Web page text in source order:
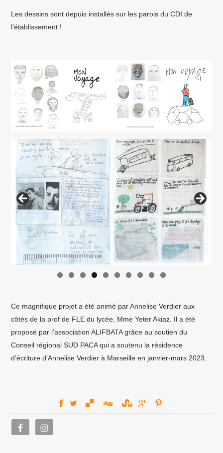
Les dessins sont depuis installés sur les parois du CDI de
l’établissement !
Ce magnifique projet a été animé par Annelise Verdier aux
côtés de la prof de FLE du lycée, Mme Yeter Akiaz. Il a été
proposé par l’association ALIFBATA grâce au soutien du
Conseil régional SUD PACA qui a soutenu la résidence
d’écriture d’Annelise Verdier à Marseille en janvier-mars 2023.